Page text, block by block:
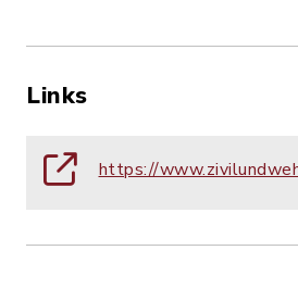
Links
https://